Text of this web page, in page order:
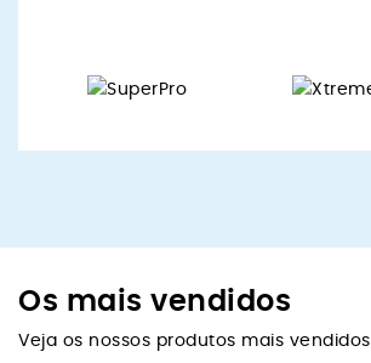
Os mais vendidos
Veja os nossos produtos mais vendidos